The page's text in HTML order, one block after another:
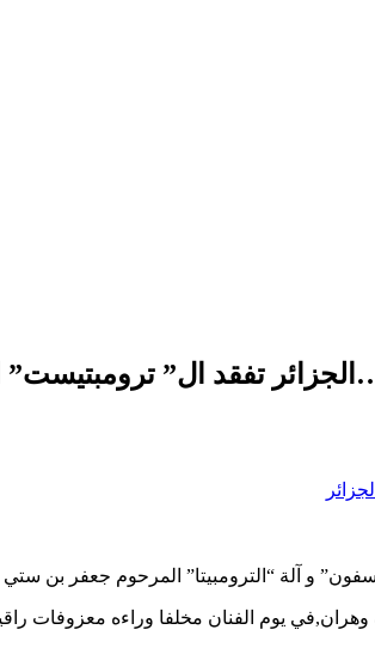
تفقد ال”
و آلة “الترومبيتا” المرحوم جعفر بن
يوم الفنان مخلفا وراءه معزوفات